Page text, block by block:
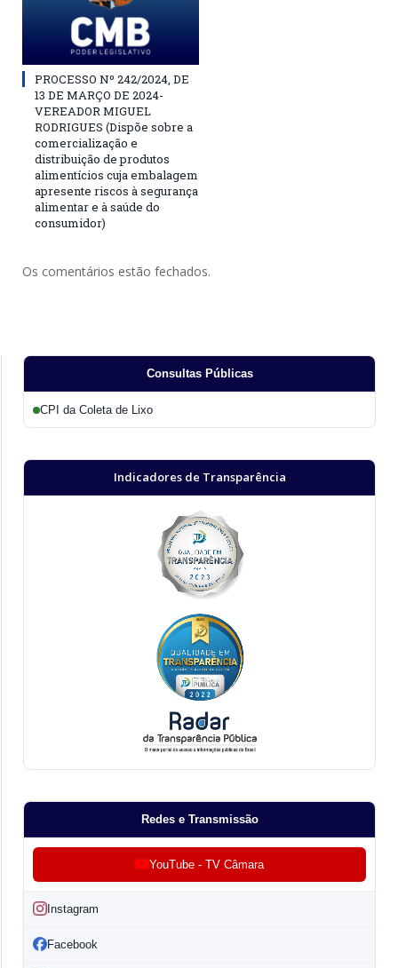
PROCESSO Nº 242/2024, DE
13 DE MARÇO DE 2024-
VEREADOR MIGUEL
RODRIGUES (Dispõe sobre a
comercialização e
distribuição de produtos
alimentícios cuja embalagem
apresente riscos à segurança
alimentar e à saúde do
consumidor)
Os comentários estão fechados.
Consultas Públicas
CPI da Coleta de Lixo
Indicadores de Transparência
Redes e Transmissão
YouTube - TV Câmara
Instagram
Facebook